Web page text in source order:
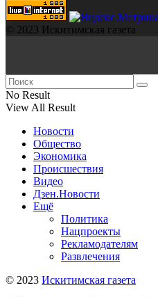
© 2023 Искитимская газета
No Result
View All Result
Новости
Общество
Экономика
Происшествия
Видео
Дзен.Новости
Ещё
Политика
Нацпроекты
Рекламодателям
Развлечения
© 2023 Искитимская газета